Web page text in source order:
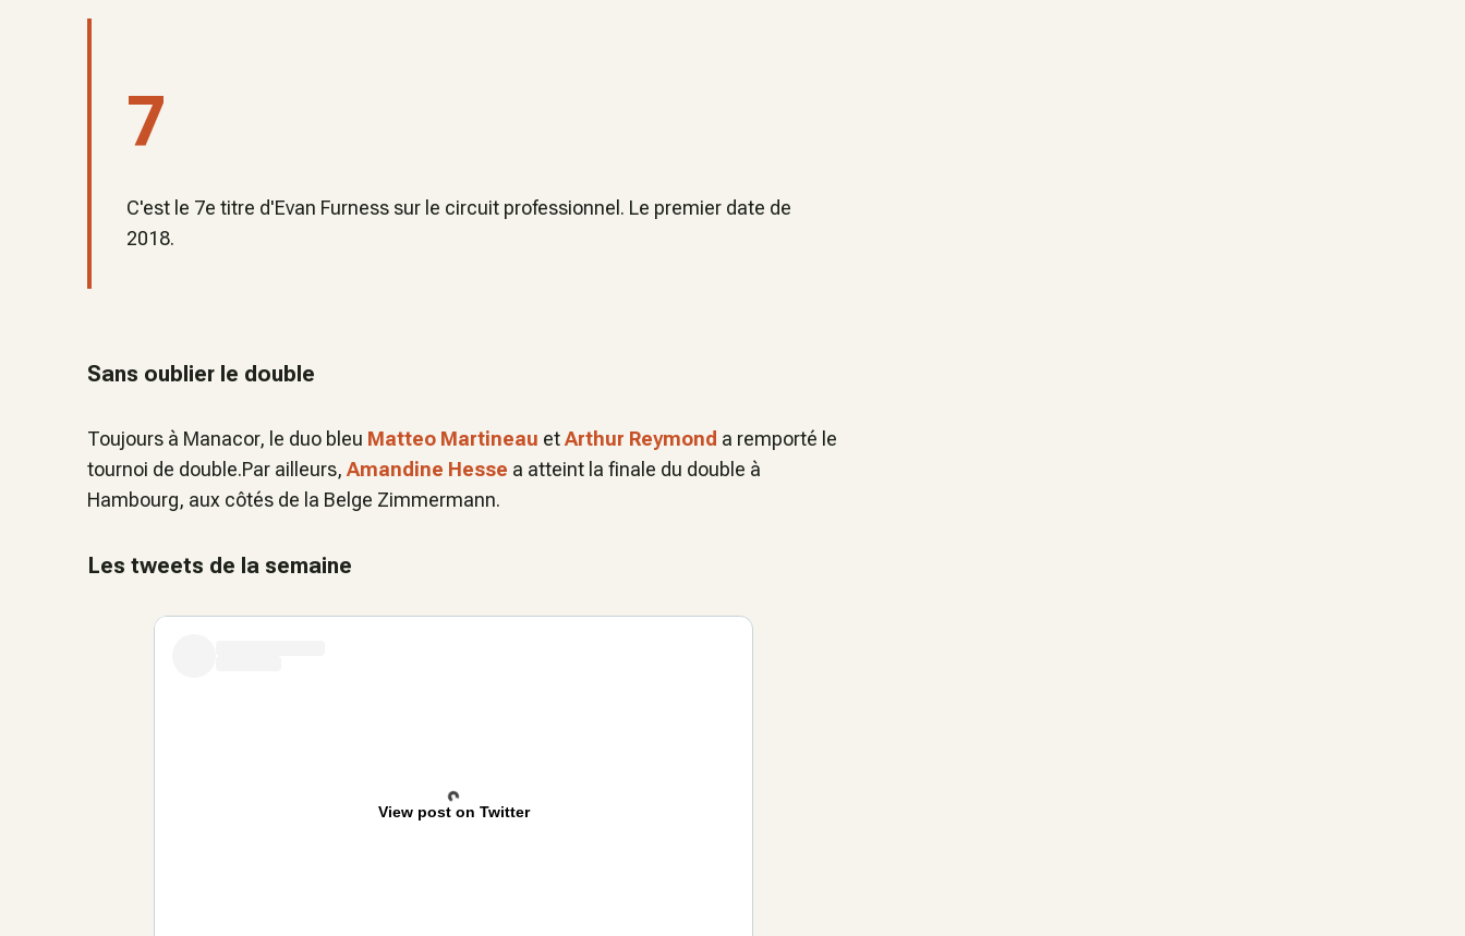
7
C'est le 7e titre d'Evan Furness sur le circuit professionnel. Le premier date de
2018.
Sans oublier le double
Toujours à Manacor, le duo bleu Matteo Martineau etArthur Reymond a remporté le
tournoi de double.Par ailleurs, Amandine Hesse a atteint la finale du double à
Hambourg, aux côtés de la Belge Zimmermann.
Les tweets de la semaine
View post on Twitter